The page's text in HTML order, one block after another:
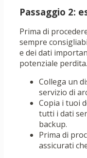
Passaggio 2:
Prima di
sempre
e dei dati
potenziale
Collega un
servizio di
Copia i tuoi
tutti i dati
backup.
Prima di
assicurati